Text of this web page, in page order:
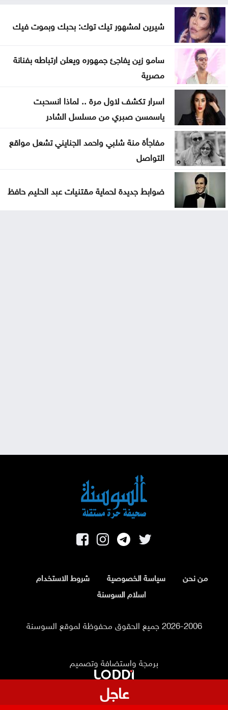
شيرين لمشهور تيك توك: بحبك وبموت فيك
سامو زين يفاجئ جمهوره ويعلن ارتباطه بفنانة
مصرية
اسرار تكشف لاول مرة .. لماذا انسحبت
ياسمسن صبري من مسلسل الشادر
مفاجأة منة شلبي واحمد الجنايني تشعل مواقع
التواصل
ضوابط جديدة لحماية مقتنيات عبد الحليم حافظ
من نحن سياسة الخصوصية
شروط الاستخدام
اسلام السوسنة
2026-2006 جميع الحقوق محفوظة لموقع السوسنة
برمجة واستضافة وتصميم
عاجل